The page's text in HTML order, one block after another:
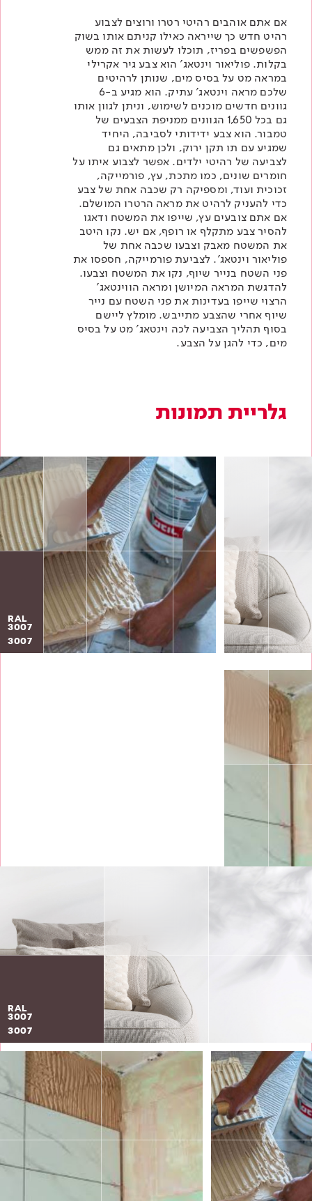
אם אתם אוהבים רהיטי רטרו ורוצים לצבוע
רהיט חדש כך שייראה כאילו קניתם אותו בשוק
הפשפשים בפריז, תוכלו לעשות את זה ממש
בקלות.פוליאור וינטאג' הוא צבע גיר אקרילי
במראה מט על בסיס מים, שנותן לרהיטים
שלכם מראה וינטאג' עתיק. הוא מגיע ב-6
גוונים חדשים מוכנים לשימוש, וניתן לגוון אותו
גם בכל 1,650 הגוונים
ממניפת הצבעים של
טמבור. הוא צבע ידידותי לסביבה, היחיד
שמגיע עם תו תקן ירוק, ולכן מתאים גם
לצביעה של רהיטי ילדים. אפשר לצבוע איתו על
חומרים שונים, כמו מתכת, עץ, פורמייקה,
זכוכית ועוד, ומספיקה רק שכבה אחת של צבע
כדי להעניק לרהיט את מראה הרטרו המושלם.
אם אתם צובעים עץ, שייפו את המשטח ודאגו
להסיר צבע מתקלף או רופף, אם יש. נקו היטב
את המשטח מאבק וצבעו שכבה אחת של
פוליאור וינטאג'. לצביעת פורמייקה, חספסו את
פני השטח בנייר שיוף, נקו את המשטח וצבעו.
להדגשת המראה המיושן ומראה הווינטאג'
הרצוי שייפו בעדינות את פני השטח עם נייר
שיוף אחרי שהצבע מתייבש. מומלץ ליישם
בסוף תהליך הצביעה לכה וינטאג' מט על בסיס
מים, כדי להגן על הצבע.
גלריית תמונות
RAL
3007
3007
RAL
3007
3007